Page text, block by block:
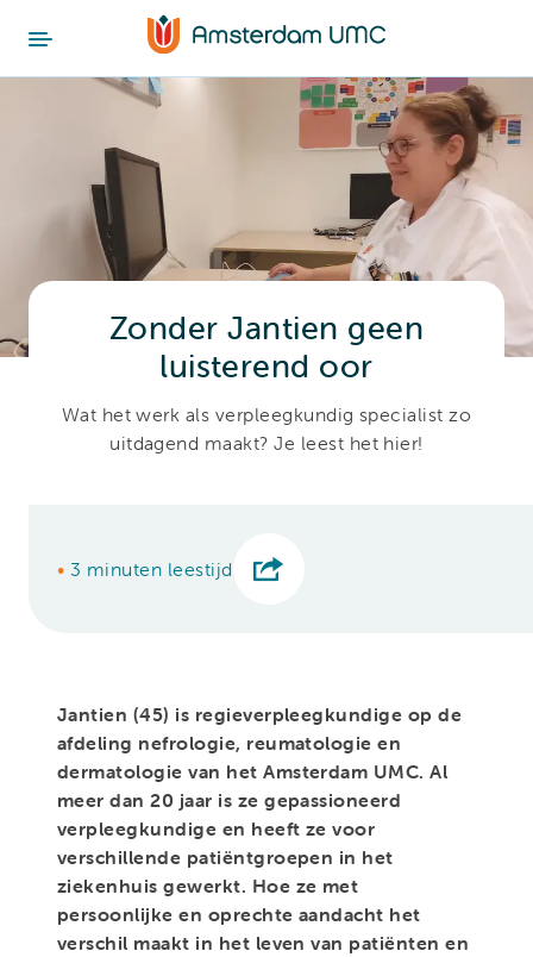
Zonder Jantien geen
luisterend oor
Wat het werk als verpleegkundig specialist zo
uitdagend maakt? Je leest het hier!
• 3 minuten leestijd
Jantien (45) is regieverpleegkundige op de
afdeling nefrologie, reumatologie en
dermatologie van het Amsterdam UMC. Al
meer dan 20 jaar is ze gepassioneerd
verpleegkundige en heeft ze voor
verschillende patiëntgroepen in het
ziekenhuis gewerkt. Hoe ze met
persoonlijke en oprechte aandacht het
verschil maakt in het leven van patiënten en